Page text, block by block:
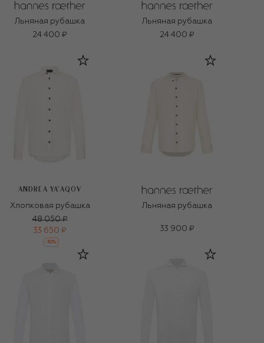
Льняная рубашка
24 400 ₽
Льняная рубашка
24 400 ₽
ANDREA YA'AQOV
Хлопковая рубашка
48 050 ₽
33 650 ₽
-30%
Льняная рубашка
33 900 ₽